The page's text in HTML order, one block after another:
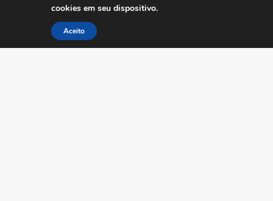
Peça uma demo abaixo
MyABCM pode fazer pela sua empresa.
cookies em seu dispositivo.
Aceito